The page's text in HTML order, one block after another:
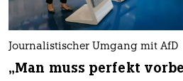
Journalistischer Umgang mit AfD
„Man muss perfekt